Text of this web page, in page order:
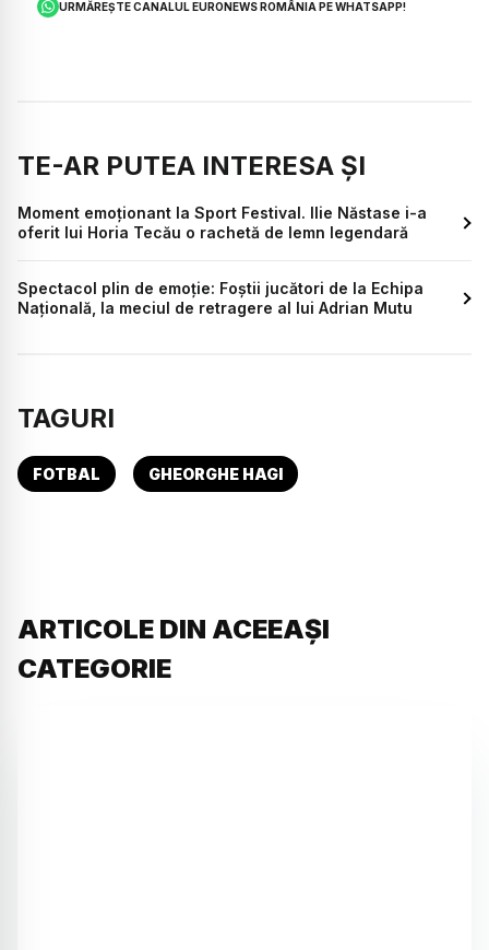
URMĂREȘTE CANALUL EURONEWS ROMÂNIA PE WHATSAPP!
TE-AR PUTEA INTERESA ȘI
Moment emoționant la Sport Festival. Ilie Năstase i-a
oferit lui Horia Tecău o rachetă de lemn legendară
Spectacol plin de emoție: Foștii jucători de la Echipa
Națională, la meciul de retragere al lui Adrian Mutu
TAGURI
FOTBAL GHEORGHE HAGI
ARTICOLE DIN ACEEAȘI
CATEGORIE